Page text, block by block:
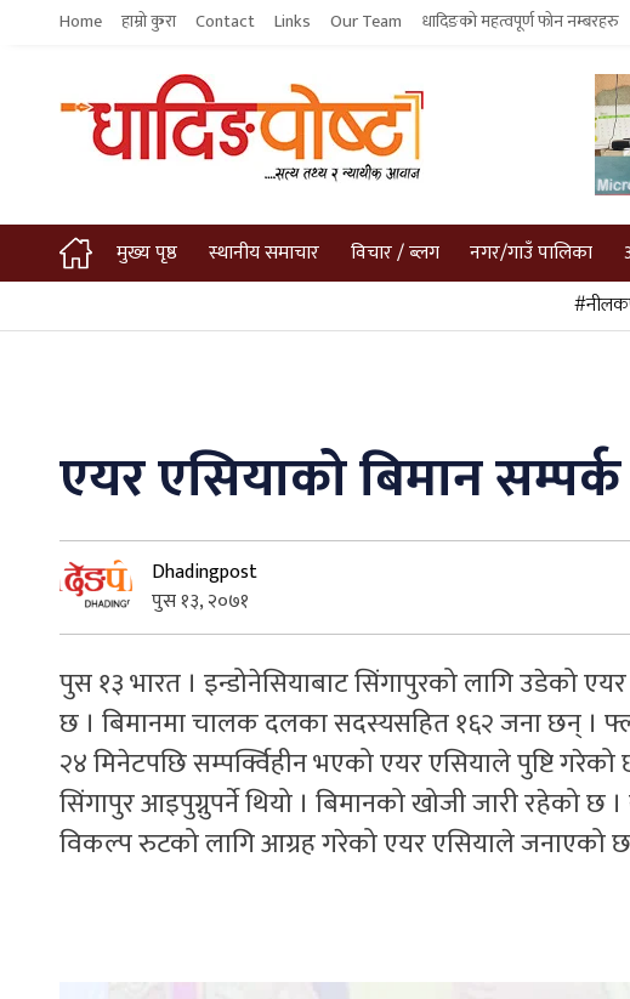
Home हाम्रो कुरा Contact Links Our Team धादिङको महत्वपूर्ण फोन नम्बरहरु
मुख्य पृष्ठ स्थानीय समाचार विचार / ब्लग नगर/गाउँ पालिका
एयर एसियाको बिमान
Dhadingpost
पुस १३, २०७१
पुस १३ भारत । इन्डोनेसियाबाट सिंगापुरको लागि उडेको
छ । बिमानमा चालक दलका सदस्यसहित १६२ जना छन् ।
२४ मिनेटपछि सम्पर्क्विहीन भएको एयर एसियाले पुष्टि
सिंगापुर आइपुग्नुपर्ने थियो । बिमानको खोजी जारी रहेको
विकल्प रुटको लागि आग्रह गरेको एयर एसियाले जनाएको